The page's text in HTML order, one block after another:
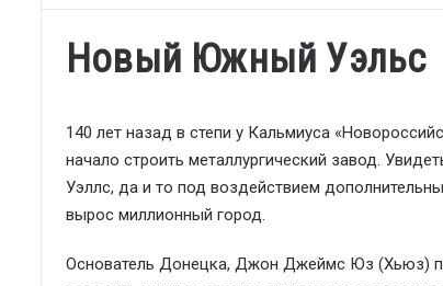
Новый Южный Уэльс
140 лет назад в степи у Кальмиуса
начало строить металлургический завод.
Уэллс, да и то под воздействием
вырос миллионный город.
Основатель Донецка, Джон Джеймс Юз (Хьюз)